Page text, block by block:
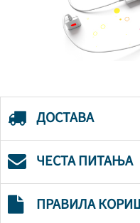
ДОСТАВА
ЧЕСТА ПИТАЊА
ПРАВИЛА